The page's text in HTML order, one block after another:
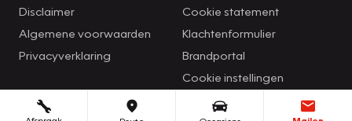
Disclaimer
Algemene voorwaarden
Privacyverklaring
Cookie statement
Klachtenformulier
Brandportal
Cookie instellingen